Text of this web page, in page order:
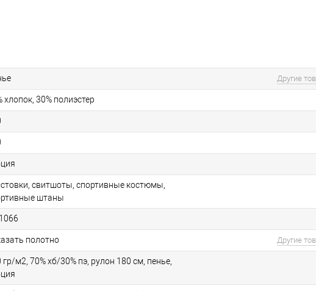
Другие
хлопок, 30% полиэстер
свитшоты, спортивные костюмы,
штаны
полотно Другие
гр/м2, 70% хб/30% пэ, рулон 180 см, пенье,